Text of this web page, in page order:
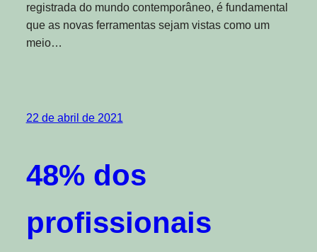
registrada do mundo contemporâneo, é fundamental
que as novas ferramentas sejam vistas como um
meio…
22 de abril de 2021
48% dos
profissionais